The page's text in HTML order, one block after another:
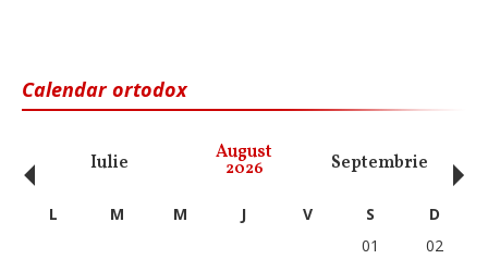
Calendar ortodox
Iulie August
2026 Septembrie
‹ L M M J V S
D
01
02